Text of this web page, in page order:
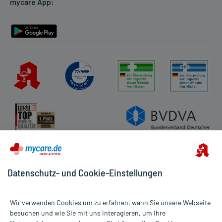
Rückgabe/Widerruf
mycare App:
Datenschutz- und Cookie-Einstellungen
Wir verwenden Cookies um zu erfahren, wann Sie unsere Webseite
besuchen und wie Sie mit uns interagieren, um Ihre